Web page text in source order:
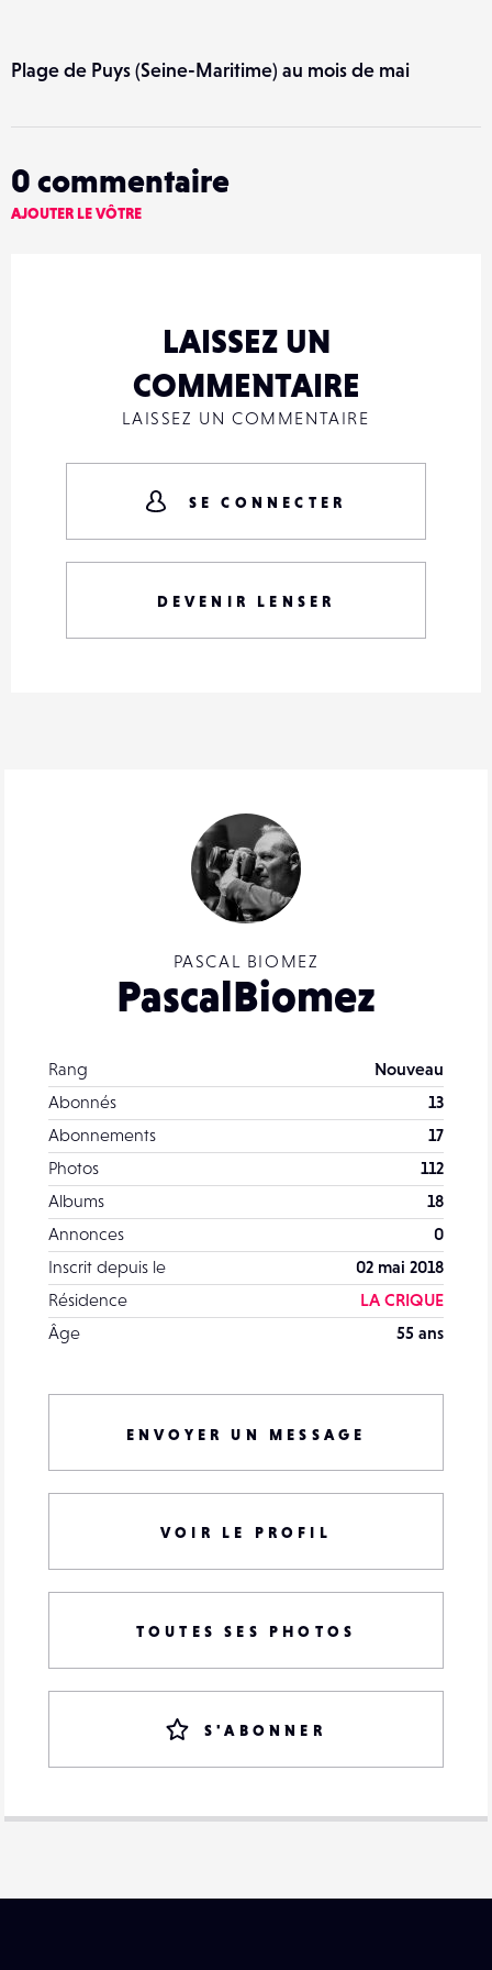
PASCAL BIOMEZ
PascalBiomez
Rang
Nouveau
Abonnés
13
Abonnements
17
Photos
112
Albums
18
Annonces
0
Inscrit depuis le
02 mai 2018
Résidence
LA CRIQUE
Âge
55 ans
ENVOYER UN MESSAGE
VOIR LE PROFIL
TOUTES SES PHOTOS
S'ABONNER
Plage de Puys (Seine-Maritime) au mois de mai
0 commentaire
AJOUTER LE VÔTRE
LAISSEZ UN
COMMENTAIRE
LAISSEZ UN COMMENTAIRE
SE CONNECTER
DEVENIR LENSER